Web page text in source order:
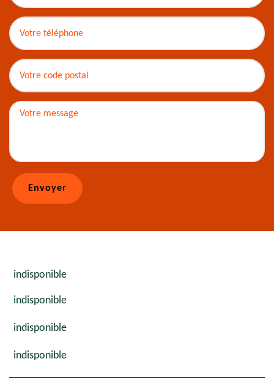
indisponible
indisponible
indisponible
indisponible